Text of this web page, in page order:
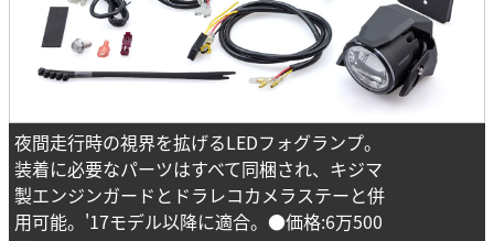
夜間走行時の視界を拡げるLEDフォグランプ。
装着に必要なパーツはすべて同梱され、キジマ
製エンジンガードとドラレコカメラステーと併
用可能。'17モデル以降に適合。●価格:6万500